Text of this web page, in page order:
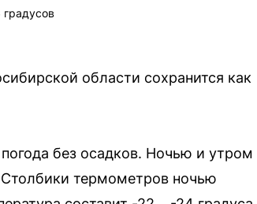
области сохранится как
без осадков. Ночью и утром
термометров ночью